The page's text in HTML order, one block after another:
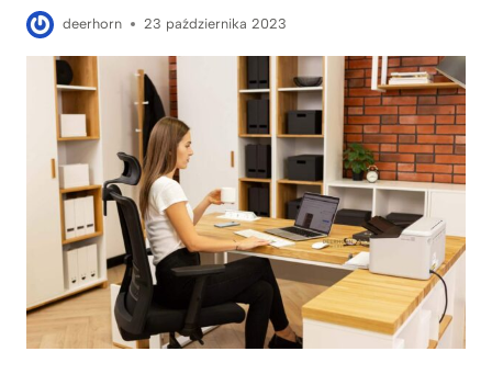
deerhorn 23 października 2023